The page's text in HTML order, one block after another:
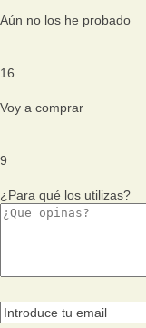
Aún no los he probado
16
Voy a comprar
9
¿Para qué los utilizas?